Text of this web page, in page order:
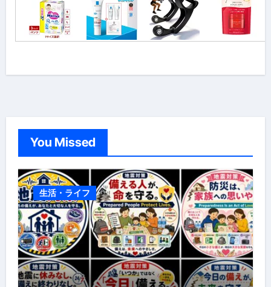
You Missed
生活・ライフ